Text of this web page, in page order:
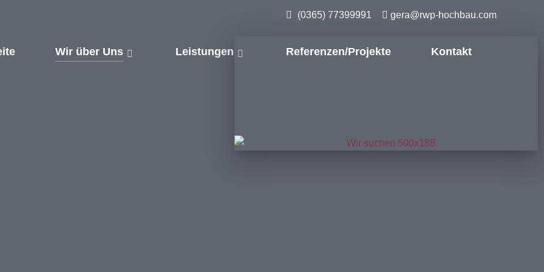
(0365) 77399991 gera@rwp-hochbau.com
Wir über Uns Leistungen Referenzen/Projekte Kontakt